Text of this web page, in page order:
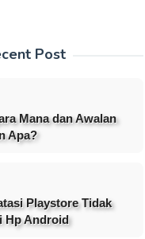
Post
Mana dan Awalan
Apa?
Playstore Tidak
Hp Android